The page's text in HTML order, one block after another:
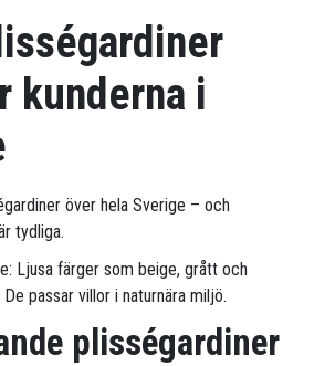
kunderna i
över hela Sverige – och
tydliga.
Ljusa färger som beige, grått och
passar villor i naturnära miljö.
plisségardiner